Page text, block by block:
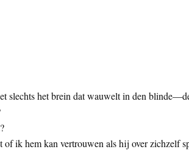
slechts het brein dat wauwelt in den
ik hem kan vertrouwen als hij over zichzelf